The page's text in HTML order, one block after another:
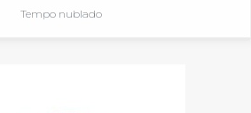
Tempo nublado